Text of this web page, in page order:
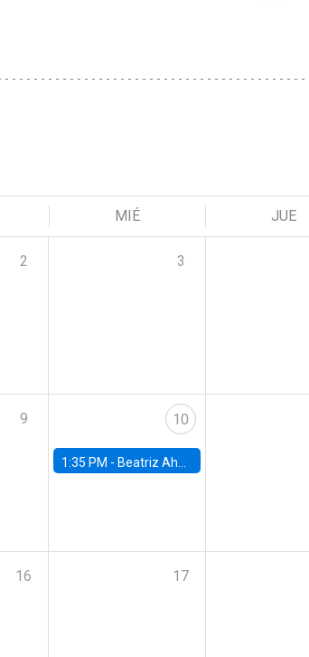
MIÉ JUE
2 3
9 10
1:35 PM - Beatriz Ahumada, PhD candidate, Universidad de Pittsburgh
16 17